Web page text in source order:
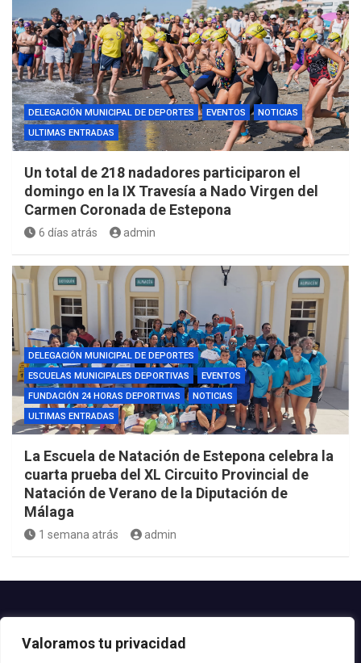
Valoramos tu privacidad
DELEGACIÓN MUNICIPAL DE DEPORTES EVENTOS
NOTICIAS
ULTIMAS ENTRADAS
Un total de 218 nadadores participaron el
domingo en la IX Travesía a Nado Virgen del
Carmen Coronada de Estepona
6 días atrás admin
DELEGACIÓN MUNICIPAL DE DEPORTES
ESCUELAS MUNICIPALES DEPORTIVAS
EVENTOS
FUNDACIÓN 24 HORAS DEPORTIVAS
NOTICIAS
ULTIMAS ENTRADAS
La Escuela de Natación de Estepona celebra la
cuarta prueba del XL Circuito Provincial de
Natación de Verano de la Diputación de
Málaga
1 semana atrás admin
Teléfono: 952.80.24.44